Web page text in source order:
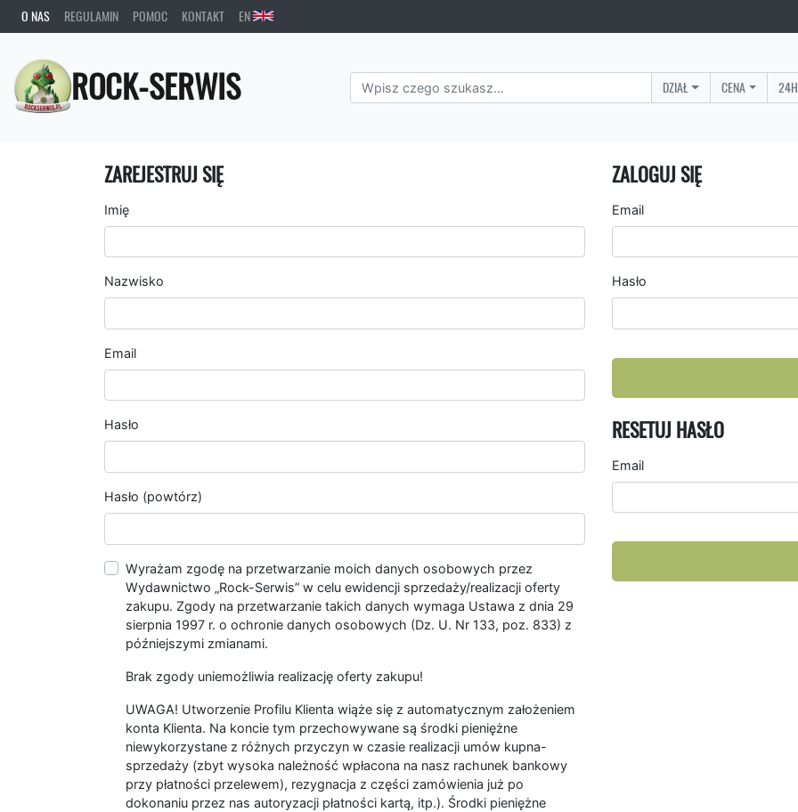
O NAS REGULAMIN POMOC KONTAKT EN
ROCK-SERWIS DZIAŁ CENA
ZAREJESTRUJ SIĘ
Imię
Nazwisko
Email
Hasło
Hasło (powtórz)
Wyrażam zgodę na przetwarzanie moich danych osobowych przez
Wydawnictwo „Rock-Serwis” w celu ewidencji sprzedaży/realizacji oferty
zakupu. Zgody na przetwarzanie takich danych wymaga Ustawa z dnia 29
sierpnia 1997 r. o ochronie danych osobowych (Dz. U. Nr 133, poz. 833) z
późniejszymi zmianami.
Brak zgody uniemożliwia realizację oferty zakupu!
UWAGA! Utworzenie Profilu Klienta wiąże się z automatycznym założeniem
konta Klienta. Na koncie tym przechowywane są środki pieniężne
niewykorzystane z różnych przyczyn w czasie realizacji umów kupna-
sprzedaży (zbyt wysoka należność wpłacona na nasz rachunek bankowy
przy płatności przelewem), rezygnacja z części zamówienia już po
dokonaniu przez nas autoryzacji płatności kartą, itp.). Środki pieniężne
ZALOGUJ SIĘ
Email
Hasło
RESETUJ HASŁO
Email